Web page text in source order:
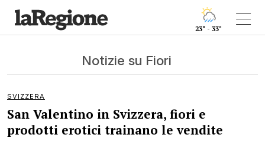
23° - 33°
Notizie su Fiori
SVIZZERA
San Valentino in Svizzera, fiori e
prodotti erotici trainano le vendite